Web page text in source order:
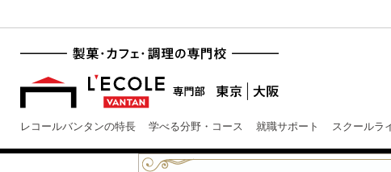
レコールバンタンの特長 学べる分野・コース 就職サポート スクールラ